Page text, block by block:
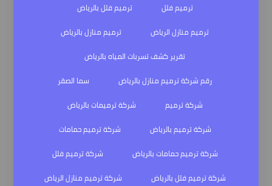
ترميم فلل
ترميم فلل بالرياض
ترميم منازل الرياض
ترميم منازل بالرياض
تقرير كشف تسربات المياه بالرياض
رقم شركة ترميم منازل بالرياض
سما الصقر
شركة ترميم
شركة ترميمات بالرياض
شركة ترميم بالرياض
شركة ترميم حمامات
شركة ترميم حمامات بالرياض
شركة ترميم فلل
شركة ترميم فلل بالرياض
شركة ترميم منازل الرياض